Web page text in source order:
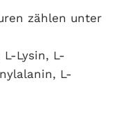
zählen unter
L-Lysin, L-
L-